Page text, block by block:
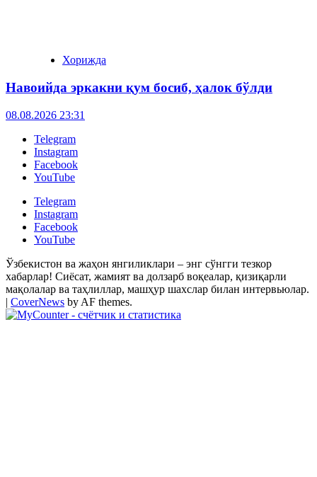
Хорижда
Навоийда эркакни қум босиб, ҳалок бўлди
08.08.2026 23:31
Telegram
Instagram
Facebook
YouTube
Telegram
Instagram
Facebook
YouTube
Ўзбекистон ва жаҳон янгиликлари – энг сўнгги тезкор
хабарлар! Сиёсат, жамият ва долзарб воқеалар, қизиқарли
мақолалар ва таҳлиллар, машҳур шахслар билан интервьюлар.
| CoverNews by AF themes.